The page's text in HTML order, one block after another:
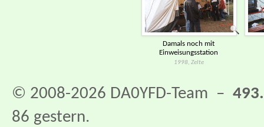
Damals noch mit
Einweisungsstation
1998, Zelte
© 2008-2026 DA0YFD-Team –
86 gestern.